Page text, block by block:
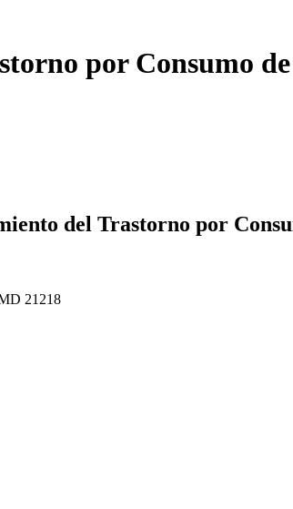
por Consumo
del Trastorno por
21218